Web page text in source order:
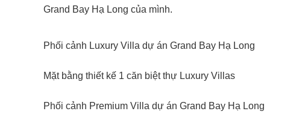
Grand Bay Hạ Long của mình.
Phối cảnh Luxury Villa dự án Grand Bay Hạ Long
Mặt bằng thiết kế 1 căn biệt thự Luxury Villas
Phối cảnh Premium Villa dự án Grand Bay Hạ Long